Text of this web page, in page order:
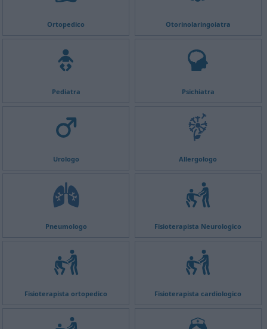
Ortopedico Otorinolaringoiatra
Pediatra Psichiatra
Urologo Allergologo
Pneumologo Fisioterapista Neurologico
Fisioterapista ortopedico Fisioterapista cardiologico